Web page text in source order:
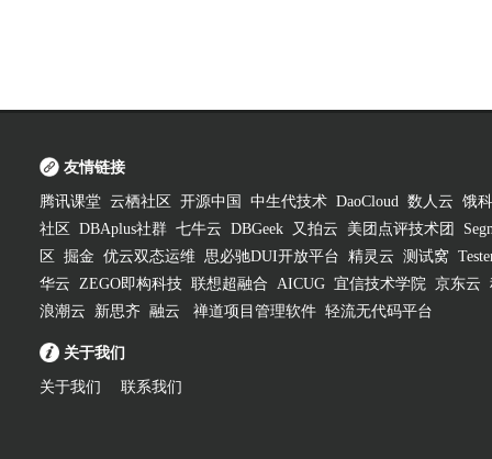
友情链接
腾讯课堂 云栖社区 开源中国 中生代技术 DaoCloud 数人云 饿
社区
DBAplus社群 七牛云 DBGeek 又拍云 美团点评技术团
区
掘金 优云双态运维 思必驰DUI开放平台 精灵云 测试窝
华云 ZEGO即构科技 联想超融合 AICUG 宜信技术学院 京东云
浪潮云
新思齐 融云 禅道项目管理软件 轻流无代码平台
关于我们
关于我们 联系我们